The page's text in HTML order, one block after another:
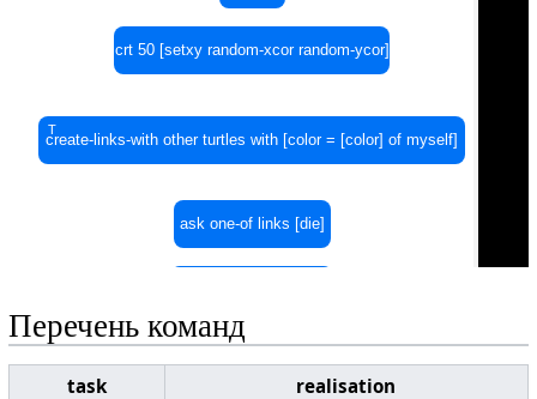
Перечень команд
task realisation